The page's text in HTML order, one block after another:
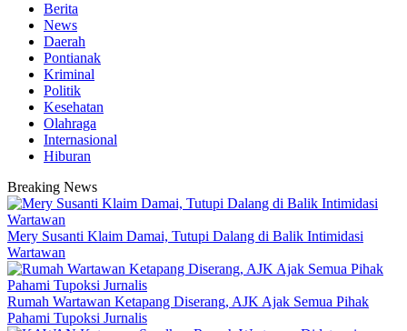
Berita
News
Daerah
Pontianak
Kriminal
Politik
Kesehatan
Olahraga
Internasional
Hiburan
Breaking News
Mery Susanti Klaim Damai, Tutupi Dalang di Balik Intimidasi
Wartawan
Rumah Wartawan Ketapang Diserang, AJK Ajak Semua Pihak
Pahami Tupoksi Jurnalis